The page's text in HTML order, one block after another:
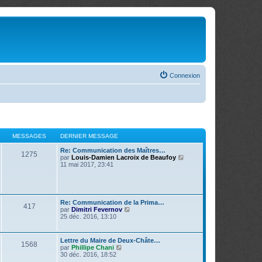
Connexion
MESSAGES DERNIER MESSAGE
1275
Re: Communication des Maîtres…
par Louis-Damien Lacroix de Beaufoy
e
11 mai 2017, 23:41
417
Re: Communication de la Prima…
par Dimitri Fevernov
e
25 déc. 2016, 13:10
1568
Lettre du Maire de Deux-Châte…
par Phillipe Chani
30 déc. 2016, 18:52